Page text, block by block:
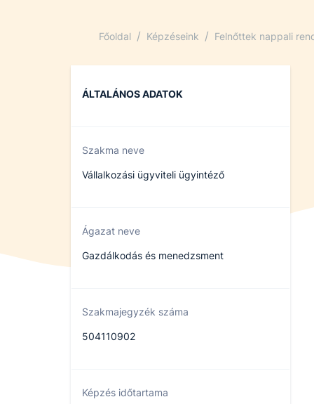
Főoldal / Képzéseink / Felnőttek nappali
ÁLTALÁNOS ADATOK
Szakma neve
Vállalkozási ügyviteli ügyintéző
Ágazat neve
Gazdálkodás és menedzsment
Szakmajegyzék száma
504110902
Képzés időtartama